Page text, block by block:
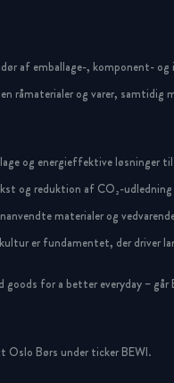
af emballage-, komponent-
råmaterialer og varer, samtidig
og energieffektive løsninger
og reduktion af CO₂-udledning
materialer og
er fundamentet, der driver
goods for a better everyday –
Oslo Børs under ticker BEWI.